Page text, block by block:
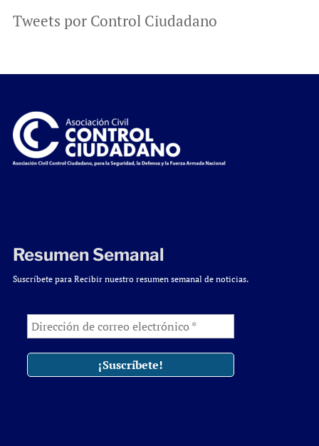
Tweets por Control Ciudadano
Resumen Semanal
Suscríbete para Recibir nuestro resumen semanal de noticias.